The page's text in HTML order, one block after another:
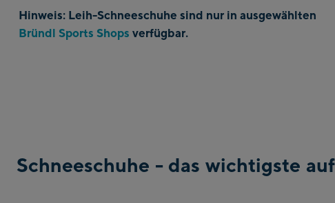
Hinweis: Leih-Schneeschuhe sind nur in ausgewählten
Bründl Sports Shops verfügbar.
Schneeschuhe - das wichtigste